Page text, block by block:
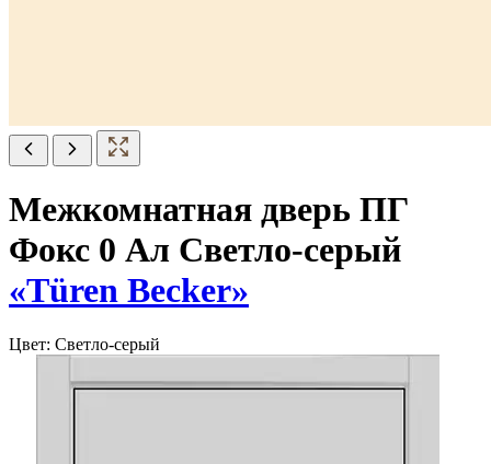
Межкомнатная дверь ПГ
Фокс 0 Ал Светло-серый
«Türen Becker»
Цвет: Светло-серый